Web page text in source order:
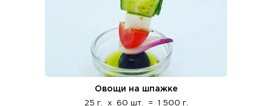
Овощи на шпажке
25 г. x 60 шт. = 1 500 г.